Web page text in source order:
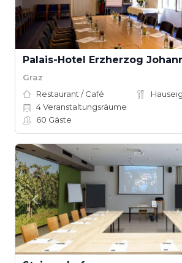
Palais-Hotel Erzherzog
Graz
Restaurant / Café
4Veranstaltungsräume
60 Gäste